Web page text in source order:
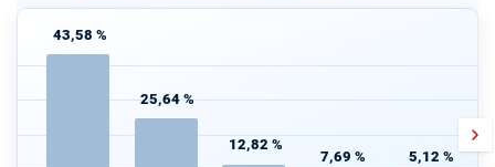
43,58 %
25,64 %
12,82 %
7,69 % 5,12 %